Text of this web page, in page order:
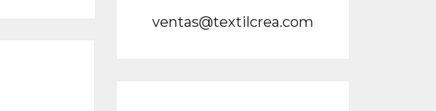
ventas@textilcrea.com